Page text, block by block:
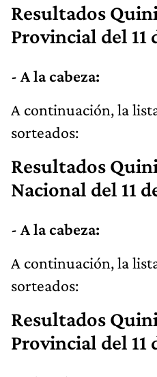
Resultados
Provincial del 11
- A la cabeza:
​A continuación, la
sorteados:
Resultados
Nacional del 11
- A la cabeza:
​A continuación, la
sorteados:
Resultados
Provincial del 11